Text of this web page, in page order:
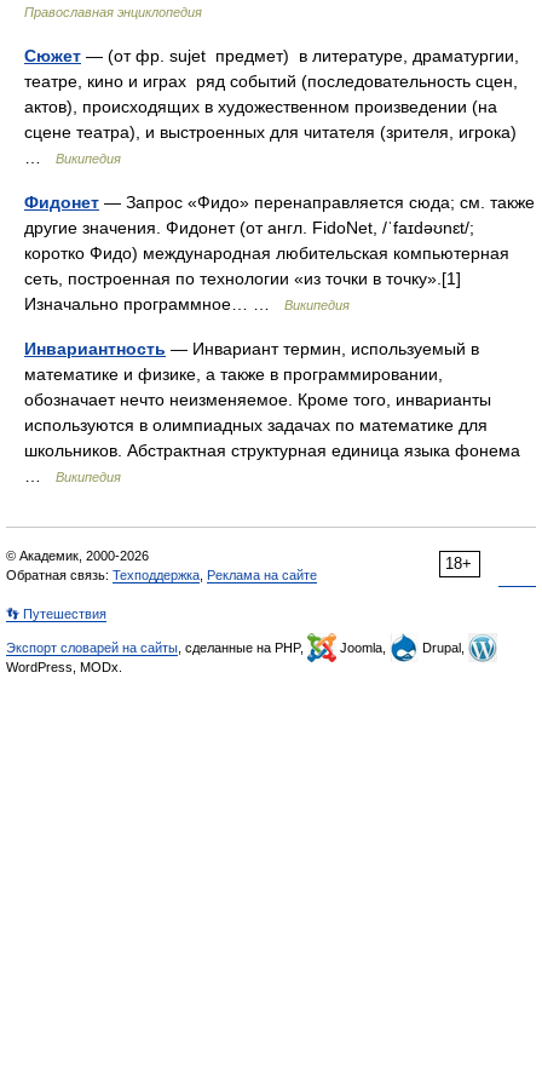
Православная энциклопедия
Сюжет — (от фр. sujet предмет) в литературе, драматургии,
театре, кино и играх ряд событий (последовательность сцен,
актов), происходящих в художественном произведении (на
сцене театра), и выстроенных для читателя (зрителя, игрока)
Википедия
Фидонет — Запрос «Фидо» перенаправляется сюда; см. также
другие значения. Фидонет (от англ. FidoNet, /ˈfaɪdəʊnɛt/;
коротко Фидо) международная любительская компьютерная
сеть, построенная по технологии «из точки в точку».[1]
Изначально программное… …
Википедия
Инвариантность — Инвариант термин, используемый в
математике и физике, а также в программировании,
обозначает нечто неизменяемое. Кроме того, инварианты
используются в олимпиадных задачах по математике для
школьников. Абстрактная структурная единица языка фонема
Википедия
18+
© Академик, 2000-2026
Обратная связь: Техподдержка Реклама на сайте
👣 Путешествия
Экспорт словарей на сайты , сделанные на PHP, Joomla,
Drupal,
WordPress, MODx.